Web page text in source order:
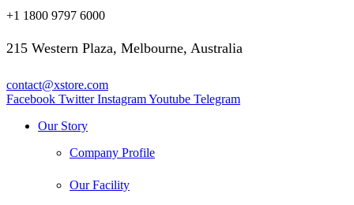
+1 1800 9797 6000
215 Western Plaza, Melbourne, Australia
contact@xstore.com
Facebook Twitter InstagramYoutube Telegram
Our Story
Company Profile
Our Facility